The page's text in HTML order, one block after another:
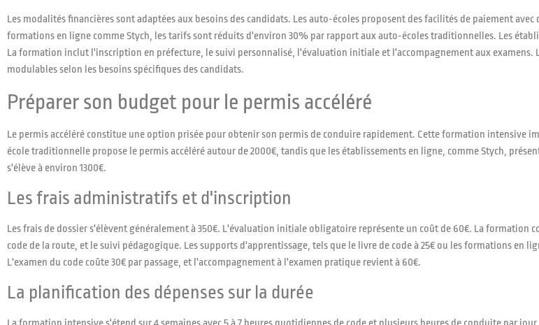
Les modalités financières sont adaptées aux besoins des candidats. Les auto-écoles proposent des facilités de paiement
formations en ligne comme Stych, les tarifs sont réduits d'environ 30% par rapport aux auto-écoles traditionnelles. Les
La formation inclut l'inscription en préfecture, le suivi personnalisé, l'évaluation initiale et l'accompagnement aux examens.
modulables selon les besoins spécifiques des candidats.
Préparer son budget pour le permis accéléré
Le permis accéléré constitue une option prisée pour obtenir son permis de conduire rapidement. Cette formation intensive
école traditionnelle propose le permis accéléré autour de 2000€, tandis que les établissements en ligne, comme Stych,
s'élève à environ 1300€.
Les frais administratifs et d'inscription
Les frais de dossier s'élèvent généralement à 350€. L'évaluation initiale obligatoire représente un coût de 60€. La
code de la route, et le suivi pédagogique. Les supports d'apprentissage, tels que le livre de code à 25€ ou les formations en
L'examen du code coûte 30€ par passage, et l'accompagnement à l'examen pratique revient à 60€.
La planification des dépenses sur la durée